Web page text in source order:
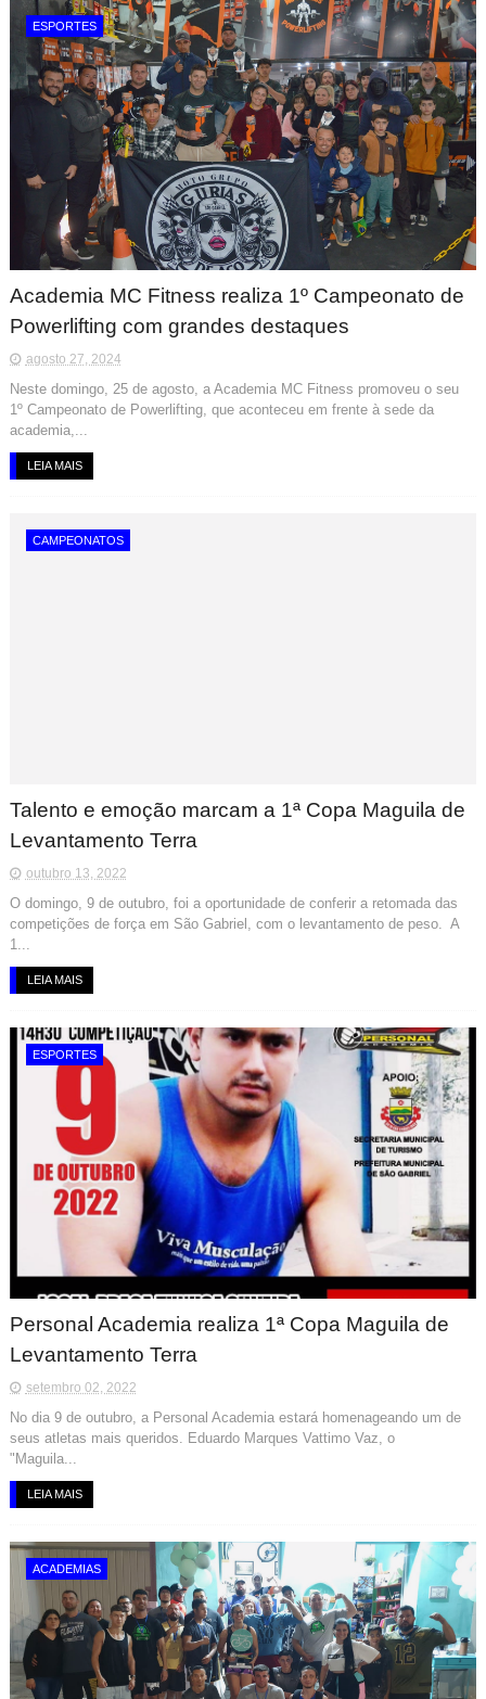
ESPORTES
Academia MC Fitness realiza 1º Campeonato de
Powerlifting com grandes destaques
agosto 27, 2024
Neste domingo, 25 de agosto, a Academia MC Fitness promoveu o seu
1º Campeonato de Powerlifting, que aconteceu em frente à sede da
academia,...
LEIA MAIS
CAMPEONATOS
Talento e emoção marcam a 1ª Copa Maguila de
Levantamento Terra
outubro 13, 2022
O domingo, 9 de outubro, foi a oportunidade de conferir a retomada das
competições de força em São Gabriel, com o levantamento de peso. A
1...
LEIA MAIS
ESPORTES
Personal Academia realiza 1ª Copa Maguila de
Levantamento Terra
setembro 02, 2022
No dia 9 de outubro, a Personal Academia estará homenageando um de
seus atletas mais queridos. Eduardo Marques Vattimo Vaz, o
"Maguila...
LEIA MAIS
ACADEMIAS